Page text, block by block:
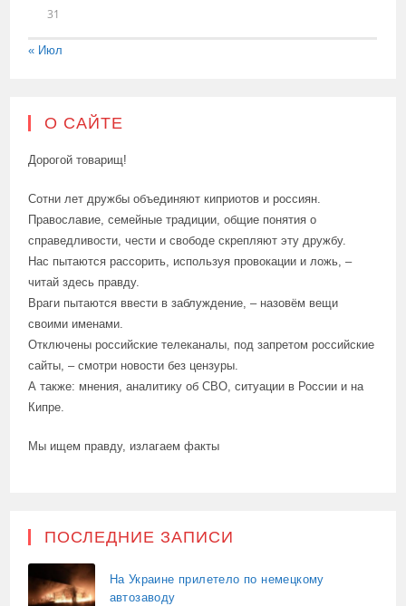
31
« Июл
О САЙТЕ
Дорогой товарищ!
Сотни лет дружбы объединяют киприотов и россиян.
Православие, семейные традиции, общие понятия о
справедливости, чести и свободе скрепляют эту дружбу.
Нас пытаются рассорить, используя провокации и ложь, –
читай здесь правду.
Враги пытаются ввести в заблуждение, – назовём вещи
своими именами.
Отключены российские телеканалы, под запретом российские
сайты, – смотри новости без цензуры.
А также: мнения, аналитику об СВО, ситуации в России и на
Кипре.
Мы ищем правду, излагаем факты
ПОСЛЕДНИЕ ЗАПИСИ
На Украине прилетело по немецкому
автозаводу